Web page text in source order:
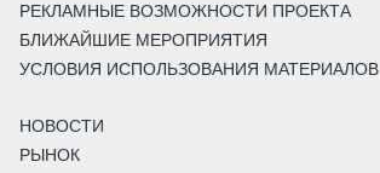
РЕКЛАМНЫЕ ВОЗМОЖНОСТИ ПРОЕКТА
БЛИЖАЙШИЕ МЕРОПРИЯТИЯ
УСЛОВИЯ ИСПОЛЬЗОВАНИЯ МАТЕРИАЛОВ
НОВОСТИ
РЫНОК